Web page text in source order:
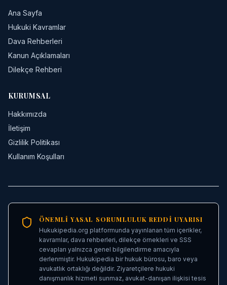
Ana Sayfa
Hukuki Kavramlar
Dava Rehberleri
Kanun Açıklamaları
Dilekçe Rehberi
KURUMSAL
Hakkımızda
İletişim
Gizlilik Politikası
Kullanım Koşulları
ÖNEMLI YASAL SORUMLULUK REDDI UYARISI
Hukukipedia.org platformunda yayınlanan tüm içerikler,
kavramlar, dava rehberleri, dilekçe örnekleri ve SSS
cevapları yalnızca genel bilgilendirme amacıyla
derlenmiştir. Hukukipedia bir hukuk bürosu, baro veya
avukatlık ortaklığı değildir. Ziyaretçilere hukuki
danışmanlık hizmeti sunmaz, avukat-danışan ilişkisi tesis